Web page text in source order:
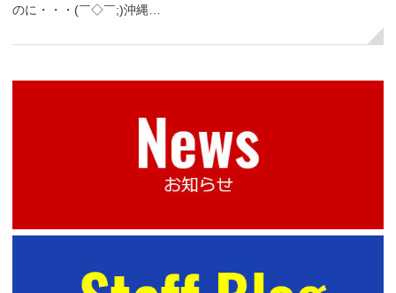
のに・・・(￣◇￣;)沖縄…